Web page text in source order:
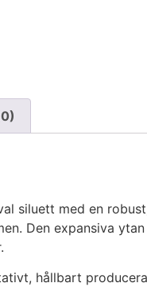
siluett med en
Den expansiva
hållbart